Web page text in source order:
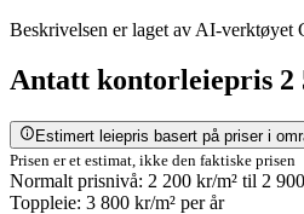
Beskrivelsen er laget av AI-verktøyet
Antatt kontorleiepris 2
Estimert leiepris basert på priser i
Prisen er et estimat, ikke den faktiske prisen
Normalt prisnivå: 2 200 kr/m² til 2
Toppleie: 3 800 kr/m² per år